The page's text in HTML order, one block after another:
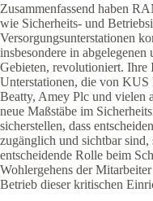
Zusammenfassend haben
wie Sicherheits- und
Versorgungsunterstationen
insbesondere in
Gebieten, revolutioniert. Ihre
Unterstationen, die von
Beatty, Amey Plc und vielen
neue Maßstäbe im
sicherstellen, dass
zugänglich und sichtbar sind,
entscheidende Rolle beim
Wohlergehens der
Betrieb dieser kritischen